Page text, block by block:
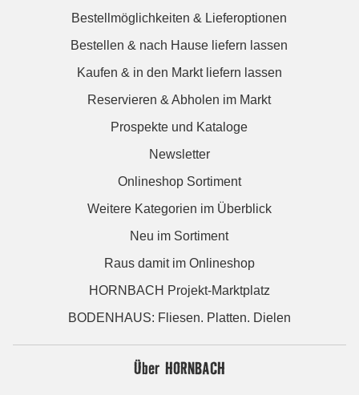
Bestellmöglichkeiten & Lieferoptionen
Bestellen & nach Hause liefern lassen
Kaufen & in den Markt liefern lassen
Reservieren & Abholen im Markt
Prospekte und Kataloge
Newsletter
Onlineshop Sortiment
Weitere Kategorien im Überblick
Neu im Sortiment
Raus damit im Onlineshop
HORNBACH Projekt-Marktplatz
BODENHAUS: Fliesen. Platten. Dielen
Über HORNBACH